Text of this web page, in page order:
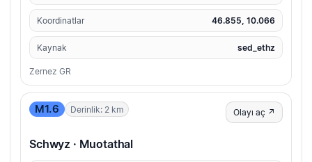
Koordinatlar 46.855, 10.066
Kaynak sed_ethz
Zernez GR
M1.6 Derinlik: 2 km Olayı aç ↗
Schwyz · Muotathal